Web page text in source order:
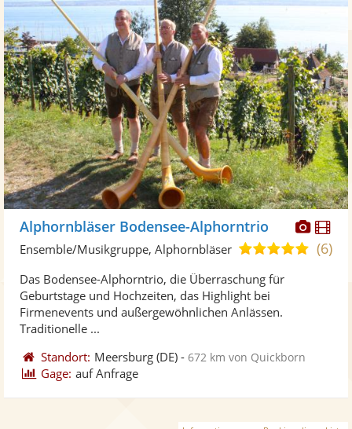
Alphornbläser Bodensee-Alphorntrio
5,0(6)
Ensemble/Musikgruppe, Alphornbläser
Das Bodensee-Alphorntrio, die Überraschung für
Geburtstage und Hochzeiten, das Highlight bei
Firmenevents und außergewöhnlichen Anlässen.
Traditionelle ...
Standort: Meersburg (DE) -672 km von Quickborn
Gage: auf Anfrage